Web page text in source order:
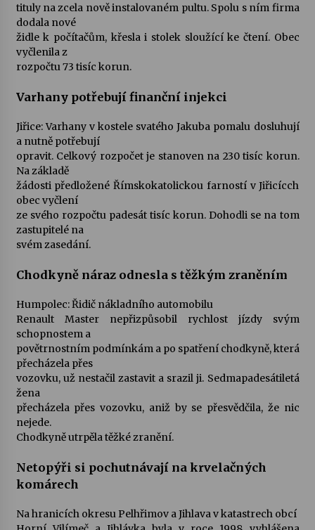
Letní koncerty ve Stromovce: Rufus Miller
Vysočinka
Ozvěny prázdnin
14. 7. 2026
Želiv
3. 7. 2026
Petr Adamec – Malovaný svět
30. 6. 2026
tituly na zcela nově instalovaném pultu. Spolu s ním firma
dodala nové
židle k počítačům, křesla i stolek sloužící ke čtení. Obec
vyčlenila z
rozpočtu 73 tisíc korun.
Varhany potřebují finanční injekci
Jiřice: Varhany v kostele svatého Jakuba pomalu dosluhují
a nutně potřebují
opravit. Celkový rozpočet je stanoven na 230 tisíc korun.
Na základě
žádosti předložené Římskokatolickou farností v Jiřicícch
obec vyčlení
ze svého rozpočtu padesát tisíc korun. Dohodli se na tom
zastupitelé na
svém zasedání.
Chodkyně náraz odnesla s těžkým zraněním
Humpolec: Řidič nákladního automobilu
Renault Master nepřizpůsobil rychlost jízdy svým
schopnostem a
povětrnostním podmínkám a po spatření chodkyně, která
přecházela přes
vozovku, už nestačil zastavit a srazil ji. Sedmapadesátiletá
žena
přecházela přes vozovku, aniž by se přesvědčila, že nic
nejede.
Chodkyně utrpěla těžké zranění.
Netopýři si pochutnávají na krvelačných
komárech
Na hranicích okresu Pelhřimov a Jihlava v katastrech obcí